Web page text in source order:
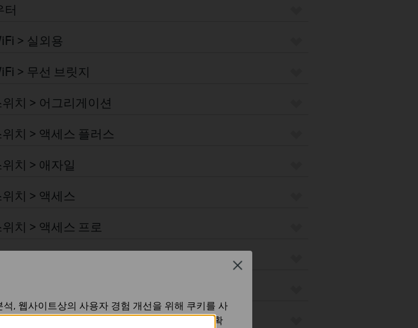
터
> 실외용
> 무선 브릿지
치 > 어그리게이션
치 > 액세스 플러스
치 > 애자일
치 > 액세스
치 > 액세스 프로
치 > 산업용
치 > 캠퍼스
, 웹사이트상의 사용자 경험 개선을 위해 쿠키를 사
있습니다. 자세한 내용은개인정보 처리방침에서 확
Close